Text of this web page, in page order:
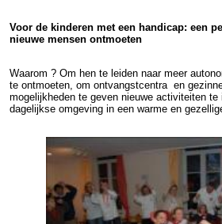
Voor de kinderen met een handicap: een
nieuwe mensen ontmoeten
Waarom ? Om hen te leiden naar meer
te ontmoeten, om ontvangstcentra en
mogelijkheden te geven nieuwe activiteiten te
dagelijkse omgeving in een warme en